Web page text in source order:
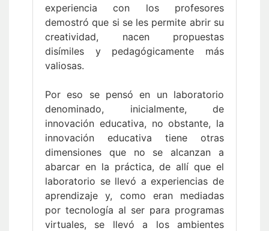
experiencia con los profesores
demostró que si se les permite abrir su
creatividad, nacen propuestas
disímiles y pedagógicamente más
valiosas.
Por eso se pensó en un laboratorio
denominado, inicialmente, de
innovación educativa, no obstante, la
innovación educativa tiene otras
dimensiones que no se alcanzan a
abarcar en la práctica, de allí que el
laboratorio se llevó a experiencias de
aprendizaje y, como eran mediadas
por tecnología al ser para programas
virtuales, se llevó a los ambientes